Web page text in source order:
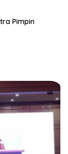
Pimpin